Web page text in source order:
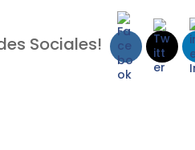
Sociales!